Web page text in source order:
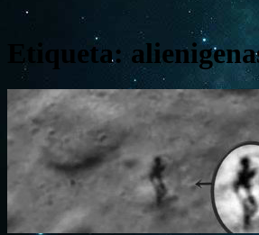
Etiqueta: